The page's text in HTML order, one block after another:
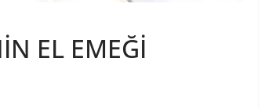
EL EMEĞİ